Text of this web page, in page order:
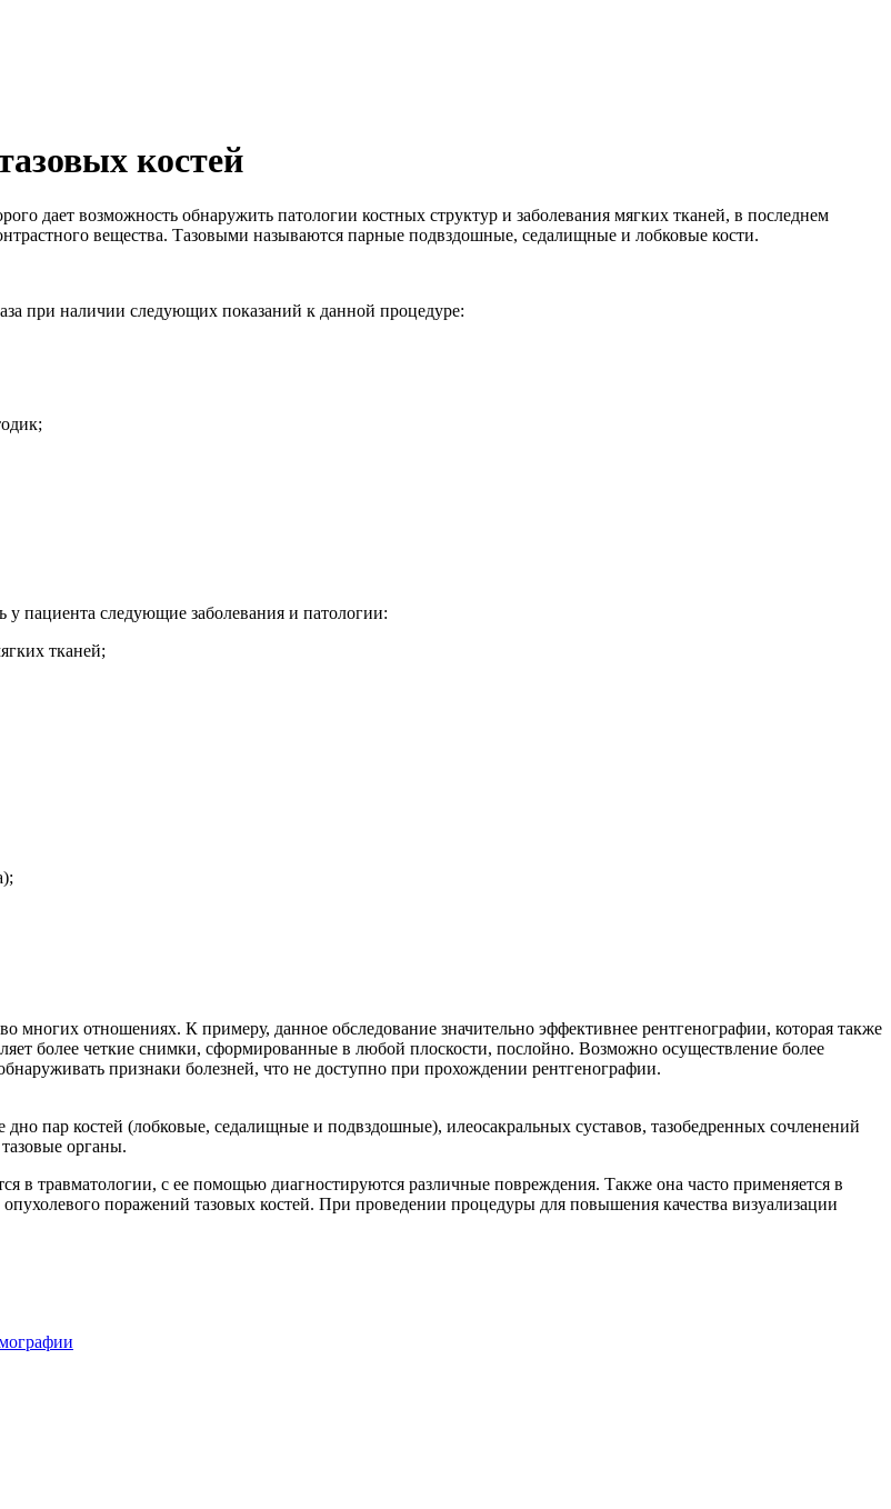
костей
дает возможность обнаружить патологии костных структур и заболевания мягких тканей, в последнем
вещества. Тазовыми называются парные подвздошные, седалищные и лобковые кости.
при наличии следующих показаний к данной процедуре:
у пациента следующие заболевания и патологии:
тканей;
многих отношениях. К примеру, данное обследование значительно эффективнее рентгенографии, которая также
более четкие снимки, сформированные в любой плоскости, послойно. Возможно осуществление более
признаки болезней, что не доступно при прохождении рентгенографии.
пар костей (лобковые, седалищные и подвздошные), илеосакральных суставов, тазобедренных сочленений
органы.
в травматологии, с ее помощью диагностируются различные повреждения. Также она часто применяется в
поражений тазовых костей. При проведении процедуры для повышения качества визуализации